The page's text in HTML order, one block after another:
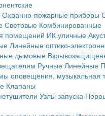
Охранно-пожарные приборы
Световые Комбинированные
помещений ИК уличные
Линейные оптико-
дымовые
Ручные Линейные
оповещения, музыкальная
Клапаны
Узлы запуска